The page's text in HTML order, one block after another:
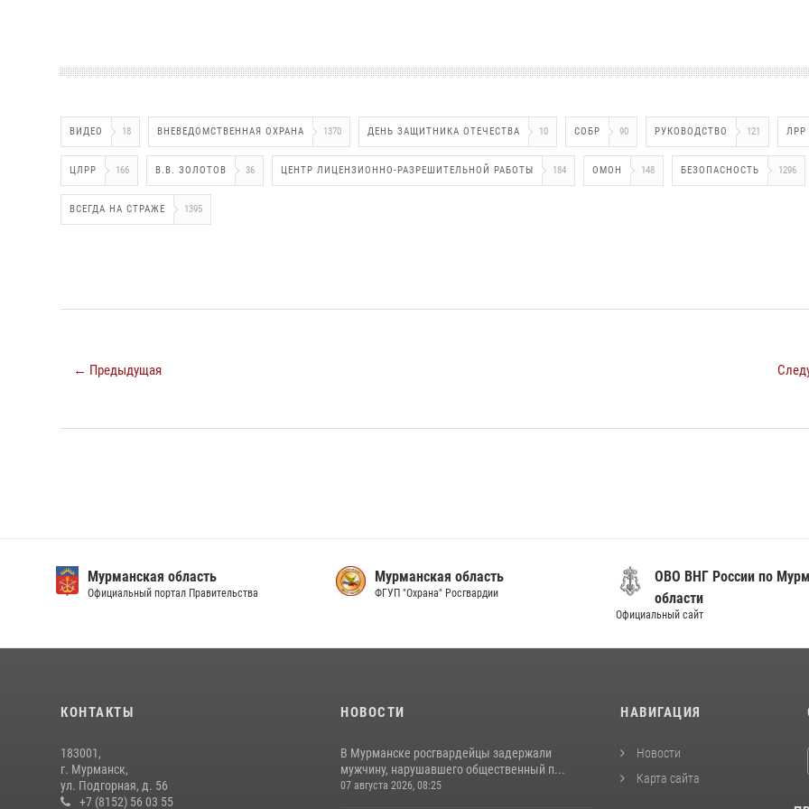
ВИДЕО 18 ВНЕВЕДОМСТВЕННАЯ ОХРАНА 1370 ДЕНЬ ЗАЩИТНИКА ОТЕЧЕСТВА 10 СОБР 90 РУКОВОДСТВО 121 ЛРР
ЦЛРР 166 В.В. ЗОЛОТОВ 36 ЦЕНТР ЛИЦЕНЗИОННО-РАЗРЕШИТЕЛЬНОЙ РАБОТЫ 184 ОМОН 148 БЕЗОПАСНОСТЬ 1296
ВСЕГДА НА СТРАЖЕ 1395
← Предыдущая
Мурманская область
Официальный портал Правительства
Мурманская область
ФГУП "Охрана" Росгвардии
ОВО ВНГ России по
области
Официальный сайт
КОНТАКТЫ
183001,
г. Мурманск,
ул. Подгорная, д. 56
+7 (8152) 56 03 55
НОВОСТИ
В Мурманске росгвардейцы задержали
мужчину, нарушавшего общественный п...
07 августа 2026, 08:25
НАВИГАЦИЯ
Новости
Карта сайта